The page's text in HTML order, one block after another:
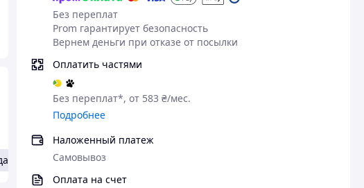
Без переплат
Prom гарантирует безопасность
Вернем деньги при отказе от посылки
Оплатить частями
Без переплат*, от 583 ₴/мес.
Подробнее
Наложенный платеж
Самовывоз
Оплата на счет